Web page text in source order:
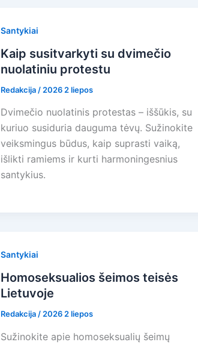
Santykiai
Kaip susitvarkyti su dvimečio
nuolatiniu protestu
Redakcija / 2026 2 liepos
Dvimečio nuolatinis protestas – iššūkis, su
kuriuo susiduria dauguma tėvų. Sužinokite
veiksmingus būdus, kaip suprasti vaiką,
išlikti ramiems ir kurti harmoningesnius
santykius.
Santykiai
Homoseksualios šeimos teisės
Lietuvoje
Redakcija / 2026 2 liepos
Sužinokite apie homoseksualių šeimų